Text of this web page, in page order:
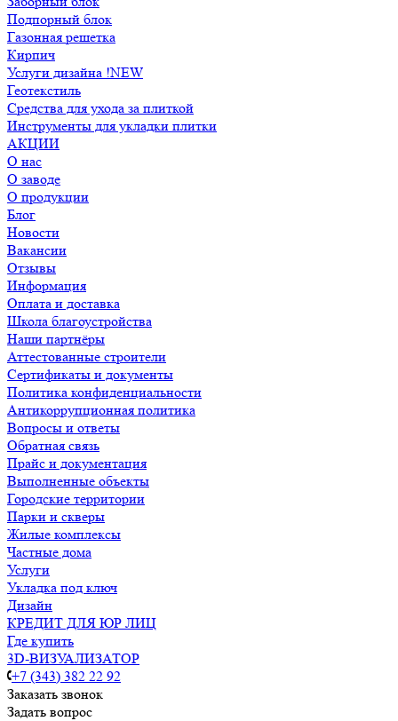
Подпорный блок
Газонная решетка
Кирпич
Услуги дизайна !NEW
Геотекстиль
Средства для ухода за плиткой
Инструменты для укладки плитки
АКЦИИ
О нас
О заводе
О продукции
Блог
Новости
Вакансии
Отзывы
Информация
Оплата и доставка
Школа благоустройства
Наши партнёры
Аттестованные строители
Сертификаты и документы
Политика конфиденциальности
Антикоррупционная политика
Вопросы и ответы
Обратная связь
Прайс и документация
Выполненные объекты
Городские территории
Парки и скверы
Жилые комплексы
Частные дома
Услуги
Укладка под ключ
Дизайн
КРЕДИТ ДЛЯ ЮР ЛИЦ
Где купить
3D-ВИЗУАЛИЗАТОР
+7 (343) 382 22 92
Заказать звонок
Задать вопрос